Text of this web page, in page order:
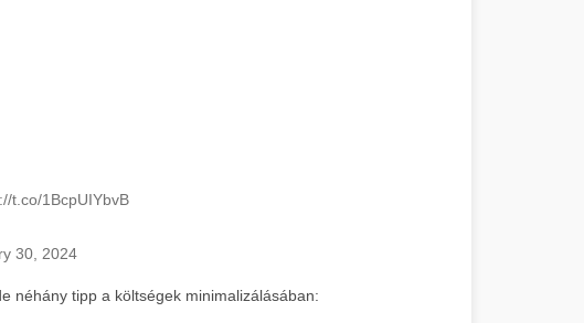
t.co/1BcpUIYbvB
30, 2024
néhány tipp a költségek minimalizálásában: